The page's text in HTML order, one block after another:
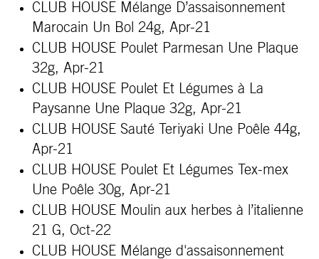
CLUB HOUSE Mélange D’assaisonnement
Marocain Un Bol 24g, Apr-21
CLUB HOUSE Poulet Parmesan Une Plaque
32g, Apr-21
CLUB HOUSE Poulet Et Légumes à La
Paysanne Une Plaque 32g, Apr-21
CLUB HOUSE Sauté Teriyaki Une Poêle 44g,
Apr-21
CLUB HOUSE Poulet Et Légumes Tex-mex
Une Poêle 30g, Apr-21
CLUB HOUSE Moulin aux herbes à l’italienne
21 G, Oct-22
CLUB HOUSE Mélange d'assaisonnement